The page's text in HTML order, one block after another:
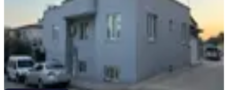
5.750.000 ₺
Erc Inşaat Emlak Kahraman Erinci
Ara